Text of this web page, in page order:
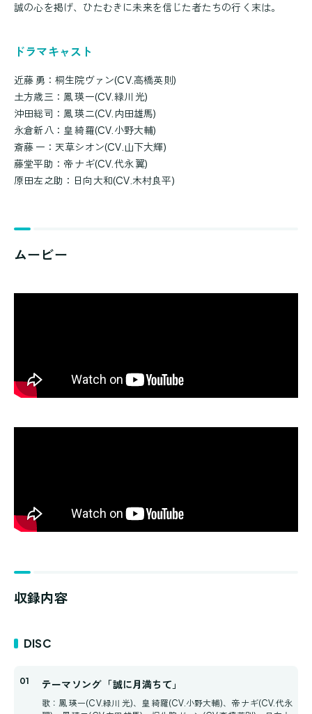
誠の心を掲げ、ひたむきに未来を信じた者たちの行く末は。
ドラマキャスト
近藤 勇：桐生院ヴァン(CV.高橋英則)
土方歳三：鳳 瑛一(CV.緑川 光)
沖田総司：鳳 瑛二(CV.内田雄馬)
永倉新八：皇 綺羅(CV.小野大輔)
斎藤 一：天草シオン(CV.山下大輝)
藤堂平助：帝 ナギ(CV.代永 翼)
原田左之助：日向大和(CV.木村良平)
ムービー
収録内容
DISC
テーマソング 「誠に月満ちて」
歌：鳳 瑛一(CV.緑川 光)、皇 綺羅(CV.小野大輔)、帝 ナギ(CV.代永